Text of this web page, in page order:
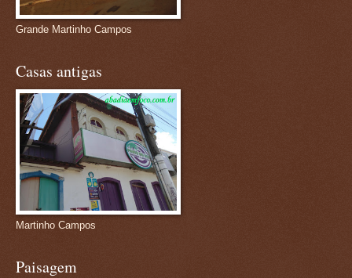
Grande Martinho Campos
Casas antigas
Martinho Campos
Paisagem